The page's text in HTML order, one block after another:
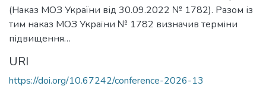
(Наказ МОЗ України від 30.09.2022 № 1782). Разом із
тим наказ МОЗ України № 1782 визначив терміни
підвищення…
URI
https://doi.org/10.67242/conference-2026-13